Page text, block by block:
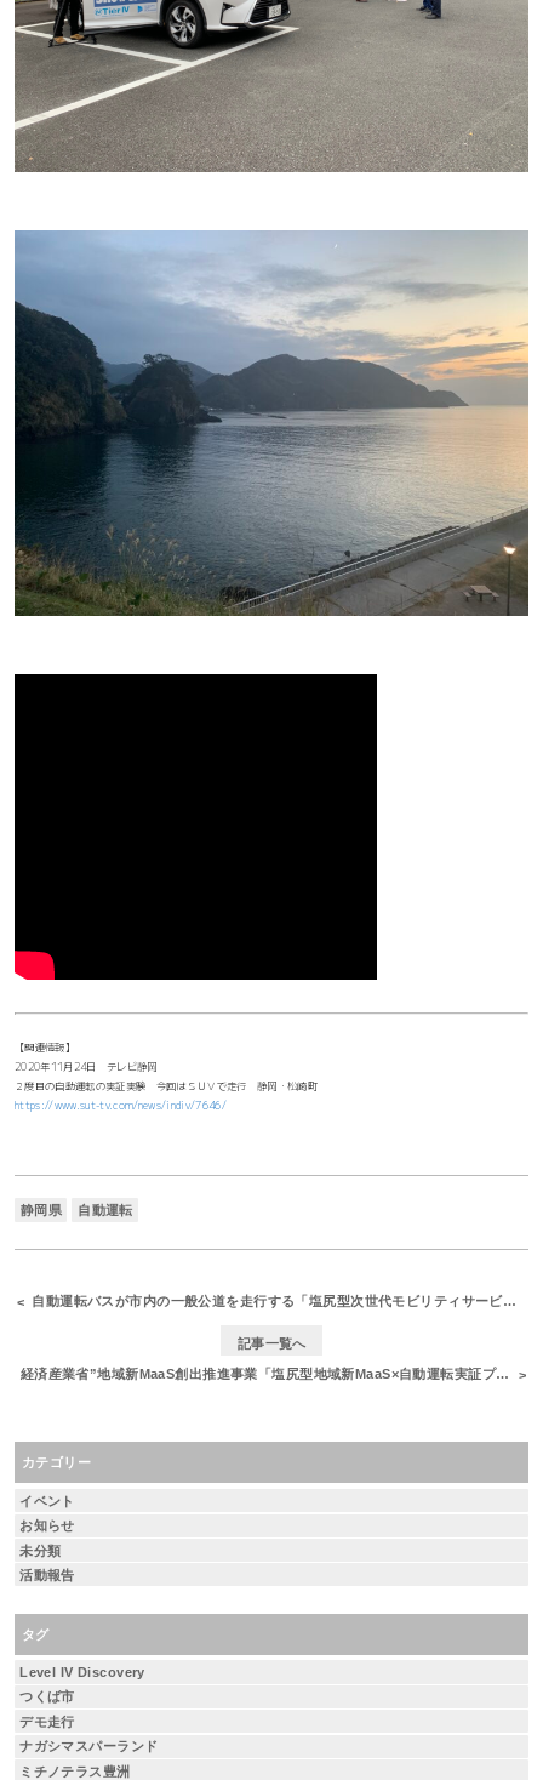
【関連情報】
2020年11月24日 テレビ静岡
２度目の自動運転の実証実験 今回はＳＵＶで走行 静岡・松崎町
https://www.sut-tv.com/news/indiv/7646/
静岡県 自動運転
自動運転バスが市内の一般公道を走行する「塩尻型次世代モビリティサービス実証プロジェクト」に参加をしました
記事一覧へ
経済産業省”地域新MaaS創出推進事業「塩尻型地域新MaaS×自動運転実証プロジェクト」におけるタクシー型乗用車を用いた「自動運転」公道モデル実証を実施しました
カテゴリー
イベント
お知らせ
未分類
活動報告
タグ
Level IV Discovery
つくば市
デモ走行
ナガシマスパーランド
ミチノテラス豊洲